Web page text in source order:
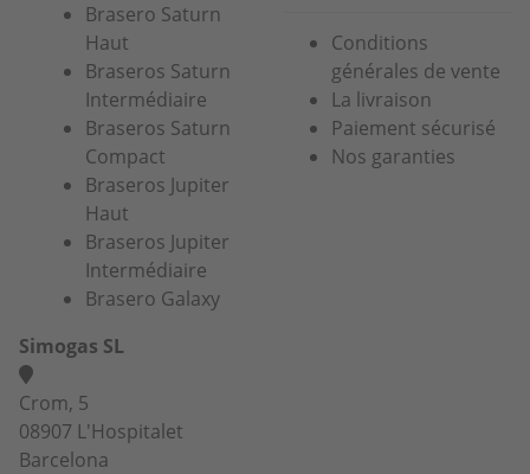
Brasero Saturn
Haut
Braseros Saturn
Intermédiaire
Braseros Saturn
Compact
Braseros Jupiter
Haut
Braseros Jupiter
Intermédiaire
Brasero Galaxy
Conditions
générales de vente
La livraison
Paiement sécurisé
Nos garanties
Simogas SL
Crom, 5
08907 L'Hospitalet
Barcelona